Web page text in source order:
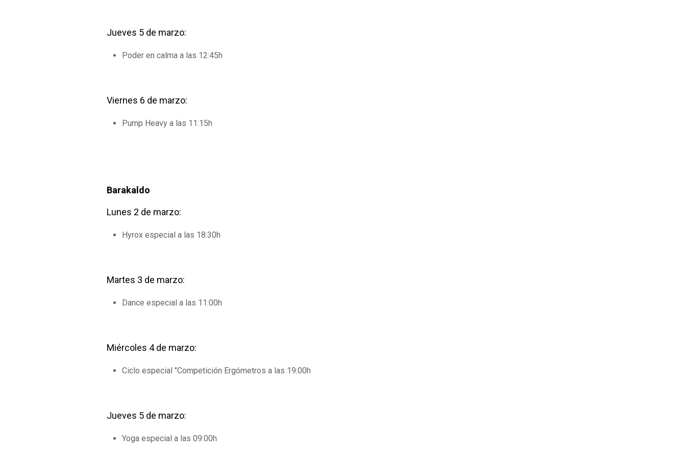
Jueves 5 de marzo:
Poder en calma a las 12:45h
Viernes 6 de marzo:
Pump Heavy a las 11:15h
Barakaldo
Lunes 2 de marzo:
Hyrox especial a las 18:30h
Martes 3 de marzo:
Dance especial a las 11:00h
Miércoles 4 de marzo:
Ciclo especial "Competición Ergómetros a las 19:00h
Jueves 5 de marzo:
Yoga especial a las 09:00h